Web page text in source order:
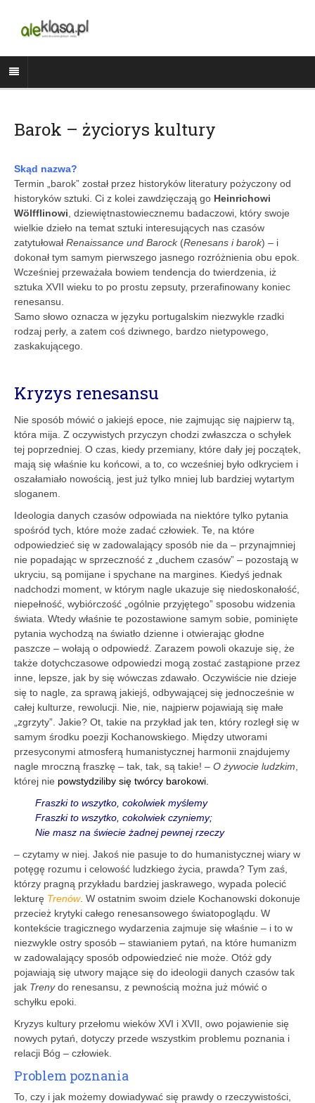
Barok – życiorys kultury
Skąd nazwa?
Termin „barok” został przez historyków literatury pożyczony od
historyków sztuki. Ci z kolei zawdzięczają go Heinrichowi
Wölfflinowi , dziewiętnastowiecznemu badaczowi, który swoje
wielkie dzieło na temat sztuki interesujących nas czasów
zatytułował Renaissance und Barock(Renesans i barok) – i
dokonał tym samym pierwszego jasnego rozróżnienia obu epok.
Wcześniej przeważała bowiem tendencja do twierdzenia, iż
sztuka XVII wieku to po prostu zepsuty, przerafinowany koniec
renesansu.
Samo słowo oznacza w języku portugalskim niezwykle rzadki
rodzaj perły, a zatem coś dziwnego, bardzo nietypowego,
zaskakującego.
Kryzys renesansu
Nie sposób mówić o jakiejś epoce, nie zajmując się najpierw tą,
która mija. Z oczywistych przyczyn chodzi zwłaszcza o schyłek
tej poprzedniej. O czas, kiedy przemiany, które dały jej początek,
mają się właśnie ku końcowi, a to, co wcześniej było odkryciem i
oszałamiało nowością, jest już tylko mniej lub bardziej wytartym
sloganem.
Ideologia danych czasów odpowiada na niektóre tylko pytania
spośród tych, które może zadać człowiek. Te, na które
odpowiedzieć się w zadowalający sposób nie da – przynajmniej
nie popadając w sprzeczność z „duchem czasów” – pozostają w
ukryciu, są pomijane i spychane na margines. Kiedyś jednak
nadchodzi moment, w którym nagle ukazuje się niedoskonałość,
niepełność, wybiórczość „ogólnie przyjętego” sposobu widzenia
świata. Wtedy właśnie te pozostawione samym sobie, pominięte
pytania wychodzą na światło dzienne i otwierając głodne
paszcze – wołają o odpowiedź. Zarazem powoli okazuje się, że
także dotychczasowe odpowiedzi mogą zostać zastąpione przez
inne, ­lepsze, jak by się wówczas zdawało. Oczywiście nie dzieje
się to nagle, za sprawą jakiejś, odbywającej się jednocześnie w
całej kulturze, rewolucji. Nie, nie, najpierw pojawiają się małe
„zgrzyty”. Jakie? Ot, takie na przykład jak ten, który rozległ się w
samym środku poezji Kochanowskiego. Między utworami
przesyconymi atmosferą humanistycznej harmonii znajdujemy
nagle mroczną fraszkę – tak, tak, są takie! – O żywocie ludzkim
której nie powstydziliby się twórcy barokowi.
Fraszki to wszytko, cokolwiek myślemy
Fraszki to wszytko, cokolwiek czyniemy;
Nie masz na świecie żadnej pewnej rzeczy
– czytamy w niej. Jakoś nie pasuje to do humanistycznej wiary w
potęgę rozumu i celowość ludzkiego życia, prawda? Tym zaś,
którzy pragną przykładu bardziej jaskrawego, wypada polecić
lekturę Trenów. W ostatnim swoim dziele Kochanowski dokonuje
przecież krytyki całego renesansowego światopoglądu. W
kontekście tragicznego wydarzenia zajmuje się właśnie – i to w
niezwykle ostry sposób – stawianiem pytań, na które humanizm
w zadowalający sposób odpowiedzieć nie może. Otóż gdy
pojawiają się utwory mające się do ideologii danych czasów tak
jak Trenydo renesansu, z pewnością można już mówić o
schyłku epoki.
Kryzys kultury przełomu wieków XVI i XVII, owo pojawienie się
nowych pytań, dotyczy przede wszystkim problemu poznania i
relacji Bóg – człowiek.
Problem poznania
To, czy i jak możemy dowiadywać się prawdy o rzeczywistości,